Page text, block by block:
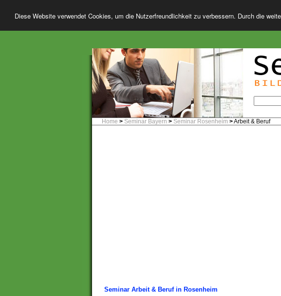
Diese Website verwendet Cookies, um die Nutzerfreundlichkeit zu verbessern. Durch die
Home > Seminar Bayern > Seminar Rosenheim >Arbeit & Beruf
Seminar Arbeit & Beruf in Rosenheim